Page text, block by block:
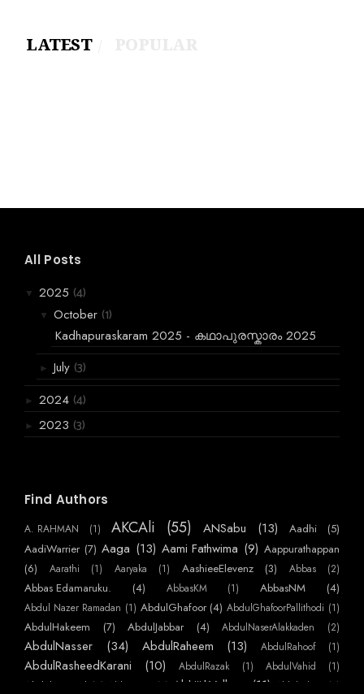
LATEST
All Posts
▼ 2025 (4)
▼ October (1)
Kadhapuraskaram 2025 - കഥാപുരസ്കാരം 2025
► July (3)
► 2024 (4)
► 2023 (3)
►2019(1488)
►2018(3867)
►2017(6066)
► 2016(2955)
Find Authors
A. RAHMAN (1) AKCAli (55) ANSabu (13) Aadhi
(5)
AadiWarrier (7) Aaga (13) Aami Fathwima (9) Aappurathappan
(6)
Aarathi (1) Aaryaka (1) AashieeElevenz (3) Abbas (2)
Abbas Edamaruku. (4) AbbasKM (1) AbbasNM (4)
Abdul Nazer Ramadan (1) AbdulGhafoor (4) AbdulGhafoorPallithodi (1)
AbdulHakeem (7) AbdulJabbar (4) AbdulNaserAlakkaden (2)
AbdulNasser (34) AbdulRaheem (13) AbdulRahoof (1)
AbdulRasheedKarani (10) AbdulRazak (1) AbdulVahid (1)
Abdulmajeed (7) AbhiKattor (1) AbhijithVelloor (11) AbhilashKP (1)